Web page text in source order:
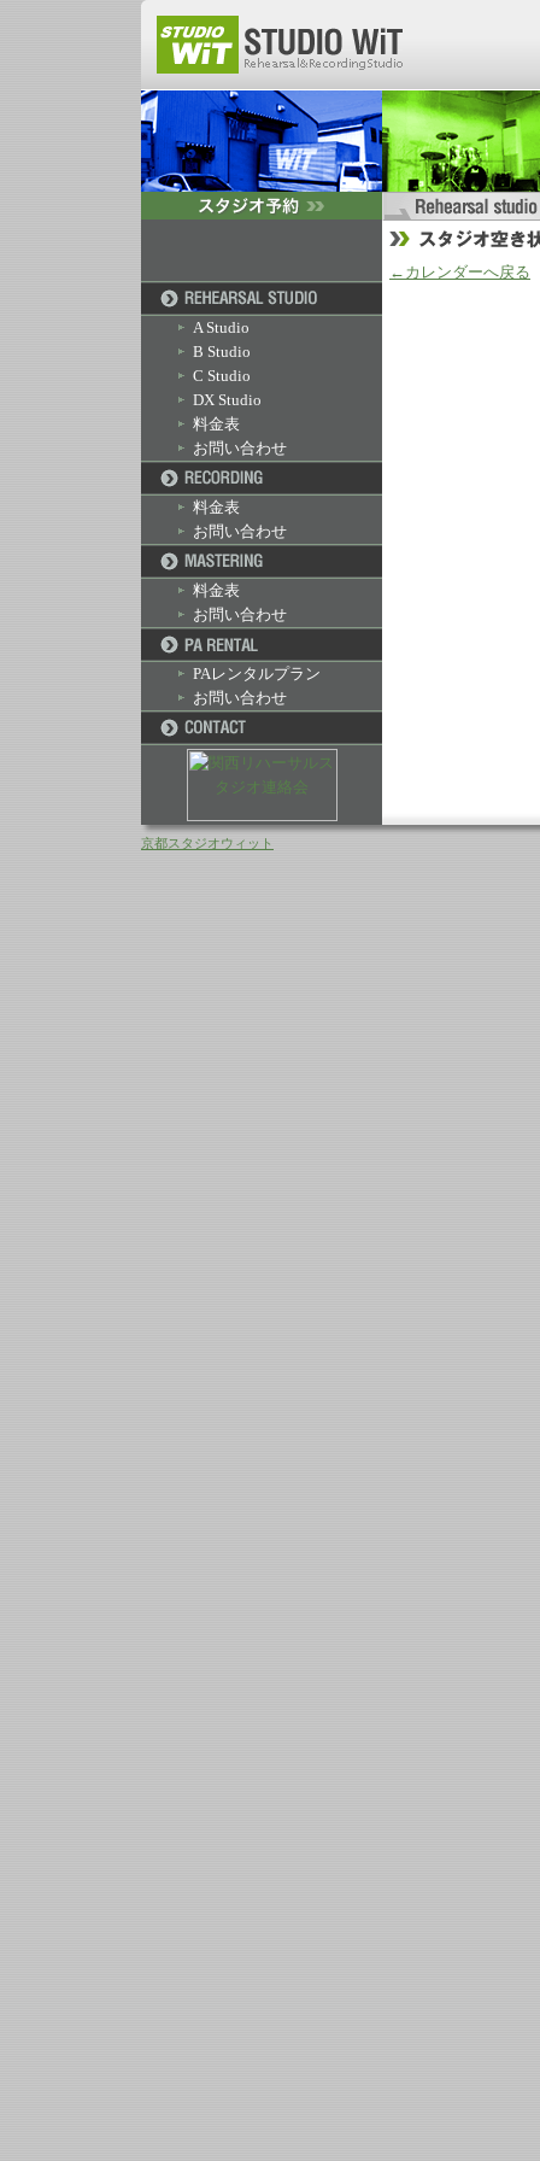
A Studio
B Studio
C Studio
DX Studio
料金表
お問い合わせ
料金表
お問い合わせ
料金表
お問い合わせ
PAレンタルプラン
お問い合わせ
←カレンダーへ戻る
京都スタジオウィット